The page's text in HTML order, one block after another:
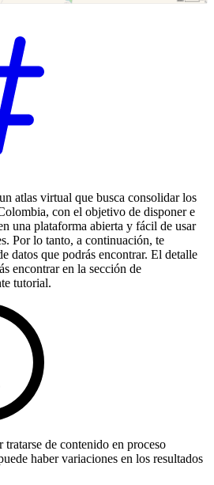
atlas virtual que busca consolidar los
con el objetivo de disponer e
una plataforma abierta y fácil de usar
Por lo tanto, a continuación, te
datos que podrás encontrar. El detalle
encontrar en la sección de
tutorial.
tratarse de contenido en proceso
haber variaciones en los resultados